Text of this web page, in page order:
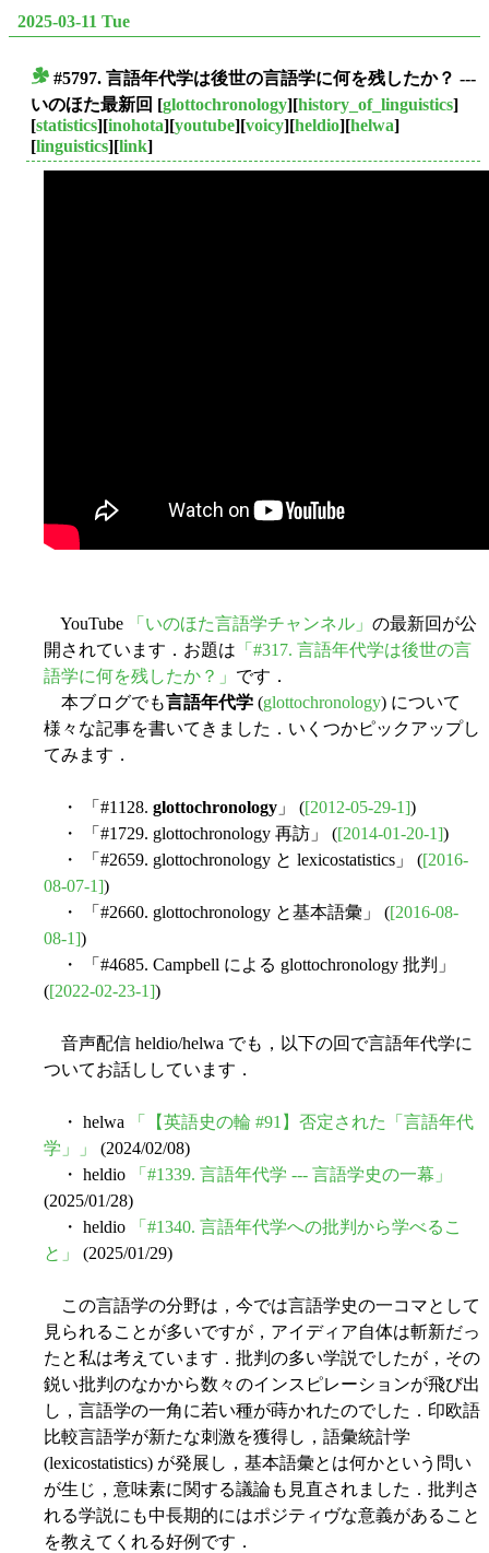
2025-03-11 Tue
#5797. 言語年代学は後世の言語学に何を残したか？ ---
いのほた最新回 [glottochronology][history_of_linguistics]
[statistics][inohota][youtube][voicy][heldio][helwa]
[linguistics][link]
YouTube 「いのほた言語学チャンネル」 の最新回が公
開されています．お題は 「#317. 言語年代学は後世の言
語学に何を残したか？」 です．
本ブログでも言語年代学 (glottochronology) について
様々な記事を書いてきました．いくつかピックアップし
てみます．
・ 「#1128. glottochronology 」 ([2012-05-29-1])
・ 「#1729. glottochronology 再訪」 ([2014-01-20-1])
・ 「#2659. glottochronology と lexicostatistics」 ([2016-
08-07-1])
・ 「#2660. glottochronology と基本語彙」 ([2016-08-
08-1])
・ 「#4685. Campbell による glottochronology 批判」
([2022-02-23-1])
音声配信 heldio/helwa でも，以下の回で言語年代学に
ついてお話ししています．
・ helwa
「【英語史の輪 #91】否定された「言語年代
学」」
(2024/02/08)
・ heldio
「#1339. 言語年代学 --- 言語学史の一幕」
(2025/01/28)
・ heldio
「#1340. 言語年代学への批判から学べるこ
と」
(2025/01/29)
この言語学の分野は，今では言語学史の一コマとして
見られることが多いですが，アイディア自体は斬新だっ
たと私は考えています．批判の多い学説でしたが，その
鋭い批判のなかから数々のインスピレーションが飛び出
し，言語学の一角に若い種が蒔かれたのでした．印欧語
比較言語学が新たな刺激を獲得し，語彙統計学
(lexicostatistics) が発展し，基本語彙とは何かという問い
が生じ，意味素に関する議論も見直されました．批判さ
れる学説にも中長期的にはポジティヴな意義があること
を教えてくれる好例です．